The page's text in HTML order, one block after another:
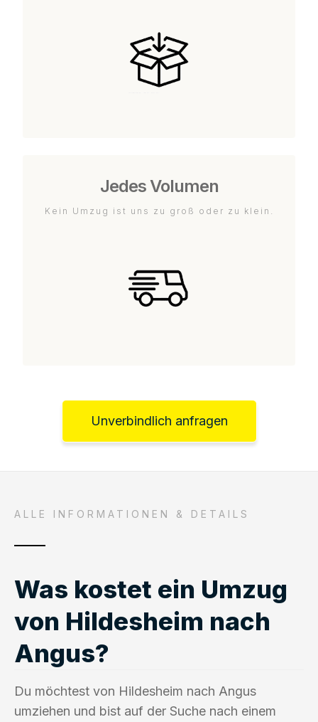
Jedes Volumen
Kein Umzug ist uns zu groß oder zu klein.
Unverbindlich anfragen
ALLE INFORMATIONEN & DETAILS
Was kostet ein Umzug
von Hildesheim nach
Angus?
Du möchtest von Hildesheim nach Angus
umziehen und bist auf der Suche nach einem